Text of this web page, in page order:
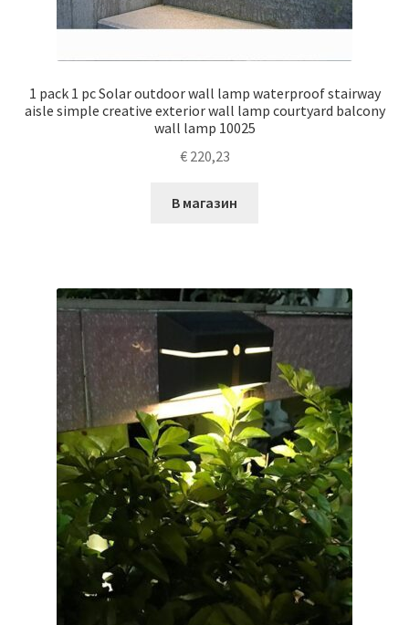
1 pack 1 pc Solar outdoor wall lamp waterproof stairway
aisle simple creative exterior wall lamp courtyard balcony
wall lamp 10025
€220,23
В магазин